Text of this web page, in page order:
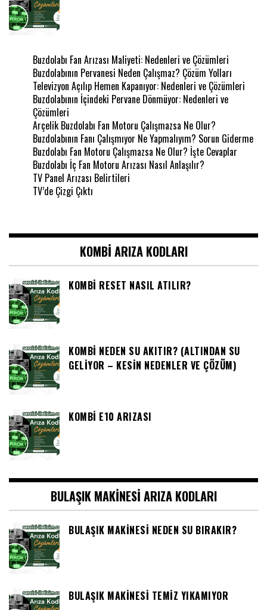
Buzdolabı Fan Arızası Maliyeti: Nedenleri ve Çözümleri
Buzdolabının Pervanesi Neden Çalışmaz? Çözüm Yolları
Televizyon Açılıp Hemen Kapanıyor: Nedenleri ve Çözümleri
Buzdolabının İçindeki Pervane Dönmüyor: Nedenleri ve
Çözümleri
Arçelik Buzdolabı Fan Motoru Çalışmazsa Ne Olur?
Buzdolabının Fanı Çalışmıyor Ne Yapmalıyım? Sorun Giderme
Buzdolabı Fan Motoru Çalışmazsa Ne Olur? İşte Cevaplar
Buzdolabı İç Fan Motoru Arızası Nasıl Anlaşılır?
TV Panel Arızası Belirtileri
TV’de Çizgi Çıktı
KOMBI ARIZA KODLARI
KOMBI RESET NASIL ATILIR?
KOMBI NEDEN SU AKITIR? (ALTINDAN SU
GELIYOR – KESIN NEDENLER VE ÇÖZÜM)
KOMBI E10 ARIZASI
BULAŞIK MAKINESI ARIZA KODLARI
BULAŞIK MAKINESI NEDEN SU BIRAKIR?
BULAŞIK MAKINESI TEMIZ YIKAMIYOR